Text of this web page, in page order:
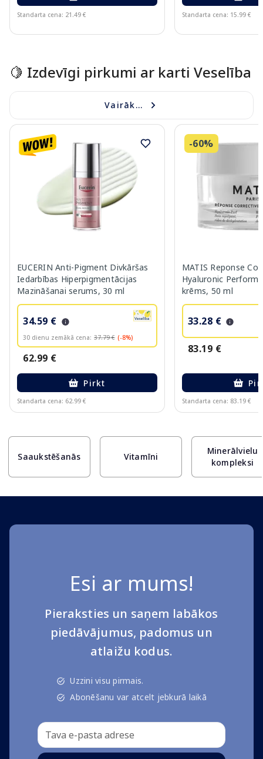
Standarta cena: 21.49 € Standarta cena: 15.99 €
🍋 Izdevīgi pirkumi ar karti Veselība
Vairāk...
EUCERIN Anti-Pigment Divkāršas
Iedarbības Hiperpigmentācijas
Mazināšanai serums, 30 ml
34.59 €
30 dienu zemākā cena: 37.79 € (-8%)
62.99 €
Pirkt
Standarta cena: 62.99 €
-60%
MATIS Reponse
Hyaluronic
krēms, 50 ml
33.28 €
83.19 €
Standarta cena: 83.19 €
Saaukstēšanās Vitamīni
Minerālvielu
kompleksi
Esi ar mums!
Pieraksties un saņem labākos
piedāvājumus, padomus un
atlaižu kodus.
Uzzini visu pirmais.
Abonēšanu var atcelt jebkurā laikā